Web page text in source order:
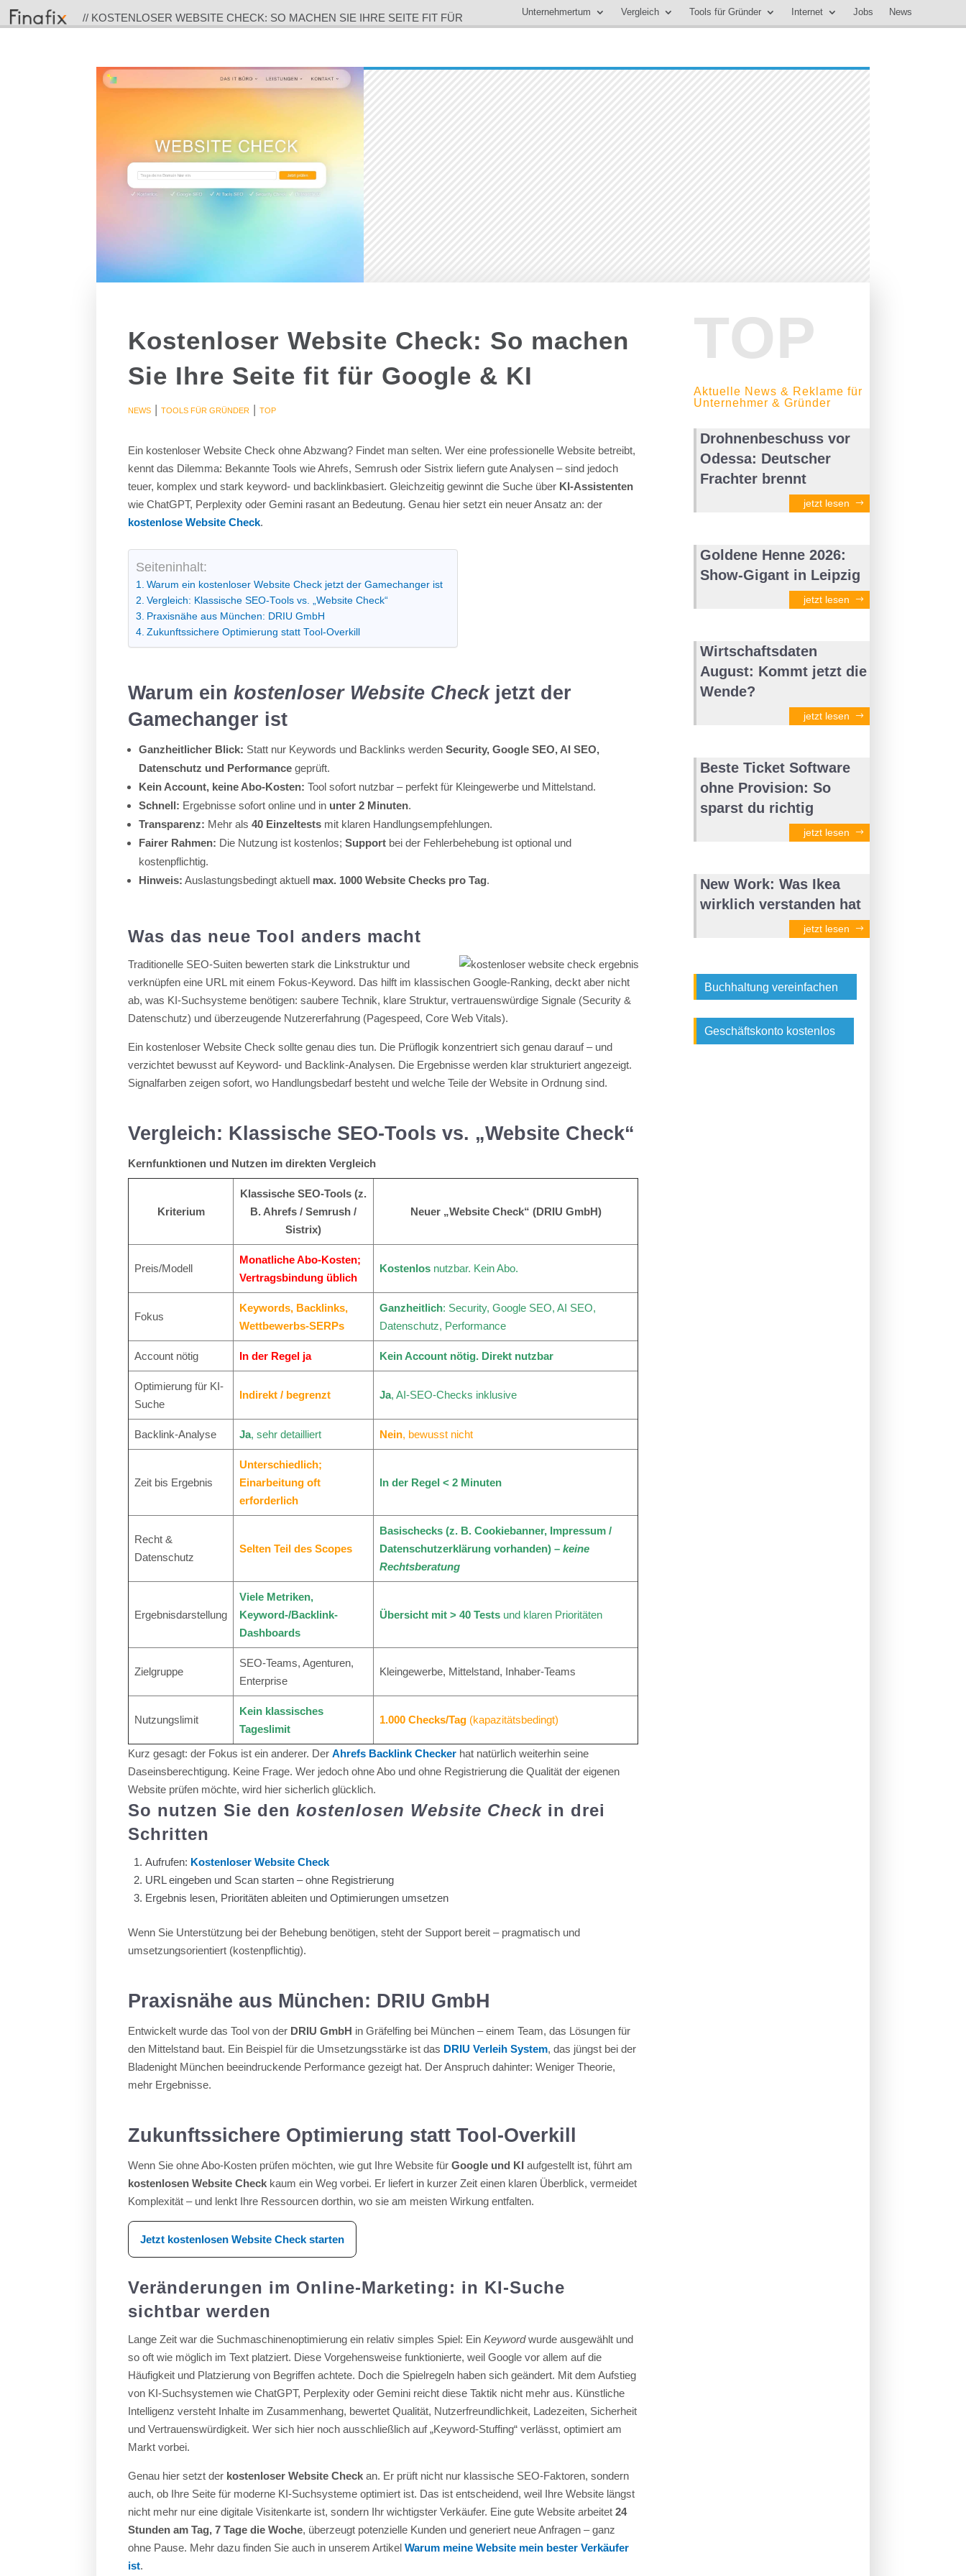
// KOSTENLOSER WEBSITE CHECK: SO MACHEN SIE IHRE SEITE FIT FÜR
Unternehmertum Vergleich Tools für Gründer Internet Jobs News
Kostenloser Website Check: So machen
Sie Ihre Seite fit für Google & KI
NEWS |TOOLS FÜR GRÜNDER |TOP
Ein kostenloser Website Check ohne Abzwang? Findet man selten. Wer eine professionelle Website betreibt,
kennt das Dilemma: Bekannte Tools wie Ahrefs, Semrush oder Sistrix liefern gute Analysen – sind jedoch
teuer, komplex und stark keyword- und backlinkbasiert. Gleichzeitig gewinnt die Suche über KI-Assistenten
wie ChatGPT, Perplexity oder Gemini rasant an Bedeutung. Genau hier setzt ein neuer Ansatz an: der
kostenlose Website Check.
Seiteninhalt:
Warum ein kostenloser Website Check jetzt der Gamechanger ist
Vergleich: Klassische SEO-Tools vs. „Website Check“
Praxisnähe aus München: DRIU GmbH
Zukunftssichere Optimierung statt Tool-Overkill
Warum einkostenloser Website Checkjetzt der
Gamechanger ist
Ganzheitlicher Blick: Statt nur Keywords und Backlinks werdenSecurity, Google SEO, AI SEO,
Datenschutz und Performance geprüft.
Kein Account, keine Abo-Kosten: Tool sofort nutzbar – perfekt für Kleingewerbe und Mittelstand.
Schnell: Ergebnisse sofort online und in unter 2 Minuten.
Transparenz: Mehr als40 Einzeltests mit klaren Handlungsempfehlungen.
Fairer Rahmen: Die Nutzung ist kostenlos;Support bei der Fehlerbehebung ist optional und
kostenpflichtig.
Hinweis: Auslastungsbedingt aktuell max. 1000 Website Checks pro Tag.
Was das neue Tool anders macht
Traditionelle SEO-Suiten bewerten stark die Linkstruktur und
verknüpfen eine URL mit einem Fokus-Keyword. Das hilft im klassischen Google-Ranking, deckt aber nicht
ab, was KI-Suchsysteme benötigen: saubere Technik, klare Struktur, vertrauenswürdige Signale (Security &
Datenschutz) und überzeugende Nutzererfahrung (Pagespeed, Core Web Vitals).
Ein kostenloser Website Check sollte genau dies tun. Die Prüflogik konzentriert sich genau darauf – und
verzichtet bewusst auf Keyword- und Backlink-Analysen. Die Ergebnisse werden klar strukturiert angezeigt.
Signalfarben zeigen sofort, wo Handlungsbedarf besteht und welche Teile der Website in Ordnung sind.
Vergleich: Klassische SEO-Tools vs. „Website Check“
Kernfunktionen und Nutzen im direkten Vergleich
Kriterium
Klassische SEO-Tools (z.
B. Ahrefs / Semrush /
Sistrix)
Neuer „Website Check“ (DRIU GmbH)
Preis/Modell
Monatliche Abo-Kosten;
Vertragsbindung üblich
Kostenlos nutzbar. Kein Abo.
Fokus
Keywords, Backlinks,
Wettbewerbs-SERPs
Ganzheitlich: Security, Google SEO, AI SEO,
Datenschutz, Performance
Account nötig In der Regel ja Kein Account nötig. Direkt nutzbar
Optimierung für KI-
Suche
Indirekt / begrenzt Ja, AI-SEO-Checks inklusive
Backlink-Analyse Ja, sehr detailliert Nein, bewusst nicht
Zeit bis Ergebnis
Unterschiedlich;
Einarbeitung oft
erforderlich
In der Regel < 2 Minuten
Recht &
Datenschutz
Selten Teil des Scopes
Basischecks (z. B. Cookiebanner, Impressum /
Datenschutzerklärung vorhanden) –keine
Rechtsberatung
Ergebnisdarstellung
Viele Metriken,
Keyword-/Backlink-
Dashboards
Übersicht mit > 40 Tests und klaren Prioritäten
Zielgruppe
SEO-Teams, Agenturen,
Enterprise
Kleingewerbe, Mittelstand, Inhaber-Teams
Nutzungslimit
Kein klassisches
Tageslimit
1.000 Checks/Tag (kapazitätsbedingt)
Kurz gesagt: der Fokus ist ein anderer. DerAhrefs Backlink Checker hat natürlich weiterhin seine
Daseinsberechtigung. Keine Frage. Wer jedoch ohne Abo und ohne Registrierung die Qualität der eigenen
Website prüfen möchte, wird hier sicherlich glücklich.
So nutzen Sie denkostenlosen Website Check in drei
Schritten
Aufrufen: Kostenloser Website Check
URL eingeben und Scan starten – ohne Registrierung
Ergebnis lesen, Prioritäten ableiten und Optimierungen umsetzen
Wenn Sie Unterstützung bei der Behebung benötigen, steht der Support bereit – pragmatisch und
umsetzungsorientiert (kostenpflichtig).
Praxisnähe aus München: DRIU GmbH
Entwickelt wurde das Tool von der DRIU GmbH in Gräfelfing bei München – einem Team, das Lösungen für
den Mittelstand baut. Ein Beispiel für die Umsetzungsstärke ist das DRIU Verleih System, das jüngst bei der
Bladenight München beeindruckende Performance gezeigt hat. Der Anspruch dahinter: Weniger Theorie,
mehr Ergebnisse.
Zukunftssichere Optimierung statt Tool-Overkill
Wenn Sie ohne Abo-Kosten prüfen möchten, wie gut Ihre Website fürGoogle und KI aufgestellt ist, führt am
kostenlosen Website Check kaum ein Weg vorbei. Er liefert in kurzer Zeit einen klaren Überblick, vermeidet
Komplexität – und lenkt Ihre Ressourcen dorthin, wo sie am meisten Wirkung entfalten.
Jetzt kostenlosen Website Check starten
Veränderungen im Online-Marketing: in KI-Suche
sichtbar werden
Lange Zeit war die Suchmaschinenoptimierung ein relativ simples Spiel: EinKeywordwurde ausgewählt und
so oft wie möglich im Text platziert. Diese Vorgehensweise funktionierte, weil Google vor allem auf die
Häufigkeit und Platzierung von Begriffen achtete. Doch die Spielregeln haben sich geändert. Mit dem Aufstieg
von KI-Suchsystemen wie ChatGPT, Perplexity oder Gemini reicht diese Taktik nicht mehr aus. Künstliche
Intelligenz versteht Inhalte im Zusammenhang, bewertet Qualität, Nutzerfreundlichkeit, Ladezeiten, Sicherheit
und Vertrauenswürdigkeit. Wer sich hier noch ausschließlich auf „Keyword-Stuffing“ verlässt, optimiert am
Markt vorbei.
Genau hier setzt der kostenloser Website Check an. Er prüft nicht nur klassische SEO-Faktoren, sondern
auch, ob Ihre Seite für moderne KI-Suchsysteme optimiert ist. Das ist entscheidend, weil Ihre Website längst
nicht mehr nur eine digitale Visitenkarte ist, sondern Ihr wichtigster Verkäufer. Eine gute Website arbeitet24
Stunden am Tag, 7 Tage die Woche, überzeugt potenzielle Kunden und generiert neue Anfragen – ganz
ohne Pause. Mehr dazu finden Sie auch in unserem ArtikelWarum meine Website mein bester Verkäufer
ist.
TOP
Aktuelle News & Reklame für
Unternehmer & Gründer
Drohnenbeschuss vor
Odessa: Deutscher
Frachter brennt
jetzt lesen
Goldene Henne 2026:
Show-Gigant in Leipzig
jetzt lesen
Wirtschaftsdaten
August: Kommt jetzt die
Wende?
jetzt lesen
Beste Ticket Software
ohne Provision: So
sparst du richtig
jetzt lesen
New Work: Was Ikea
wirklich verstanden hat
jetzt lesen
Buchhaltung vereinfachen
Geschäftskonto kostenlos